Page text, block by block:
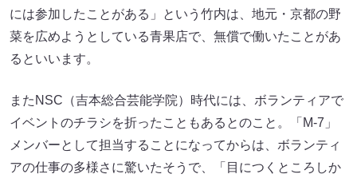
には参加したことがある」という竹内は、地元・京都の野
菜を広めようとしている青果店で、無償で働いたことがあ
るといいます。
またNSC（吉本総合芸能学院）時代には、ボランティアで
イベントのチラシを折ったこともあるとのこと。「M-7」
メンバーとして担当することになってからは、ボランティ
アの仕事の多様さに驚いたそうで、「目につくところしか